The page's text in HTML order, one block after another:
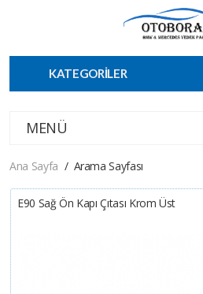
KATEGORİLER
MENÜ
Ana Sayfa Arama Sayfası
E90 Sağ Ön Kapı Çıtası Krom Üst